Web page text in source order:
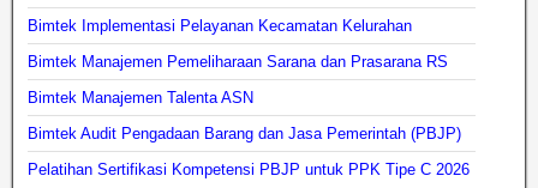
Bimtek Implementasi Pelayanan Kecamatan Kelurahan
Bimtek Manajemen Pemeliharaan Sarana dan Prasarana RS
Bimtek Manajemen Talenta ASN
Bimtek Audit Pengadaan Barang dan Jasa Pemerintah (PBJP)
Pelatihan Sertifikasi Kompetensi PBJP untuk PPK Tipe C 2026